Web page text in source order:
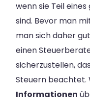
wenn sie Teil
sind. Bevor man
man sich daher
einen
sicherzustellen,
Steuern beachtet.
Informationen